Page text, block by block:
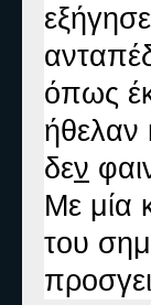
όπως
ήθελαν
δεν
Με μία
του